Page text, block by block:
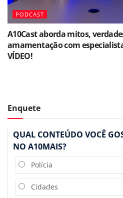
PODCAST
A10Cast aborda mitos,
amamentação com
VÍDEO!
Enquete
QUAL CONTEÚDO VOCÊ
NO A10MAIS?
Polícia
Cidades